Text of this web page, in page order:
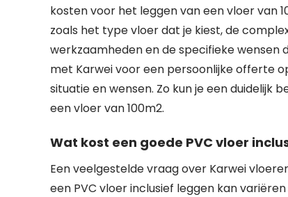
kosten voor het leggen van een vloer van
zoals het type vloer dat je kiest, de
werkzaamheden en de specifieke
met Karwei voor een persoonlijke offerte
situatie en wensen. Zo kun je een duidelijk
een vloer van 100m2.
Wat kost een goede PVC vloer
Een veelgestelde vraag over Karwei
een PVC vloer inclusief leggen kan